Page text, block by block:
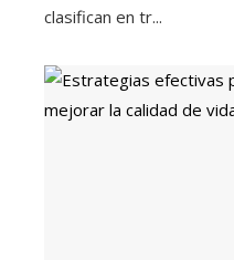
clasifican en tr...